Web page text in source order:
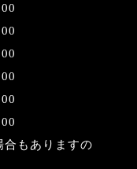
合もありますの